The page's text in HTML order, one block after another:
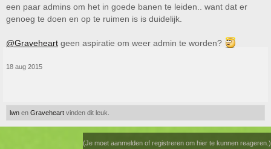
een paar admins om het in goede banen te leiden.. want dat er
genoeg te doen en op te ruimen is is duidelijk.
@Graveheart geen aspiratie om weer admin te worden?
18 aug 2015
lwn en Graveheart vinden dit leuk.
(Je moet aanmelden of registreren om hier te kunnen reageren.)